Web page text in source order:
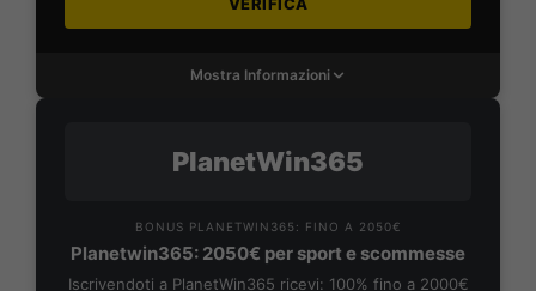
VERIFICA
Mostra Informazioni
PlanetWin365
BONUS PLANETWIN365: FINO A 2050€
Planetwin365: 2050€ per sport e scommesse
Iscrivendoti a PlanetWin365 ricevi: 100% fino a 2000€